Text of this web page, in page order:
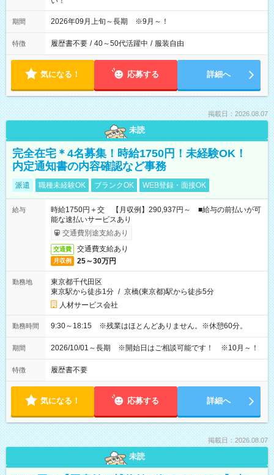
期間 2026年09月上旬～長期 ※9月～！
特徴 履歴書不要 / 40～50代活躍中 / 服装自由
気になる！ 応募する 詳細へ
掲載日：2026.08.07
未読
完全在宅＊4名募集！時給1750円！未経験OK！
内定通知書の内容確認など事務
派遣 職種未経験OK ブランクOK WEB登録・面接OK
給与
時給1750円＋交 【月収例】290,937円～ ■給与の前払いが可
能な速払いサービスあり
交通費別途支給あり
交通費 交通費支給あり
月収例 25～30万円
勤務地
東京都千代田区
東京駅から徒歩1分 / 京橋(東京都)駅から徒歩5分
人材サービス会社
勤務時間 9:30～18:15 ※残業はほとんどありません。※休憩60分。
期間 2026/10/01～長期 ※開始日はご相談可能です！ ※10月～！
特徴 履歴書不要
気になる！ 応募する 詳細へ
掲載日：2026.08.07
未読